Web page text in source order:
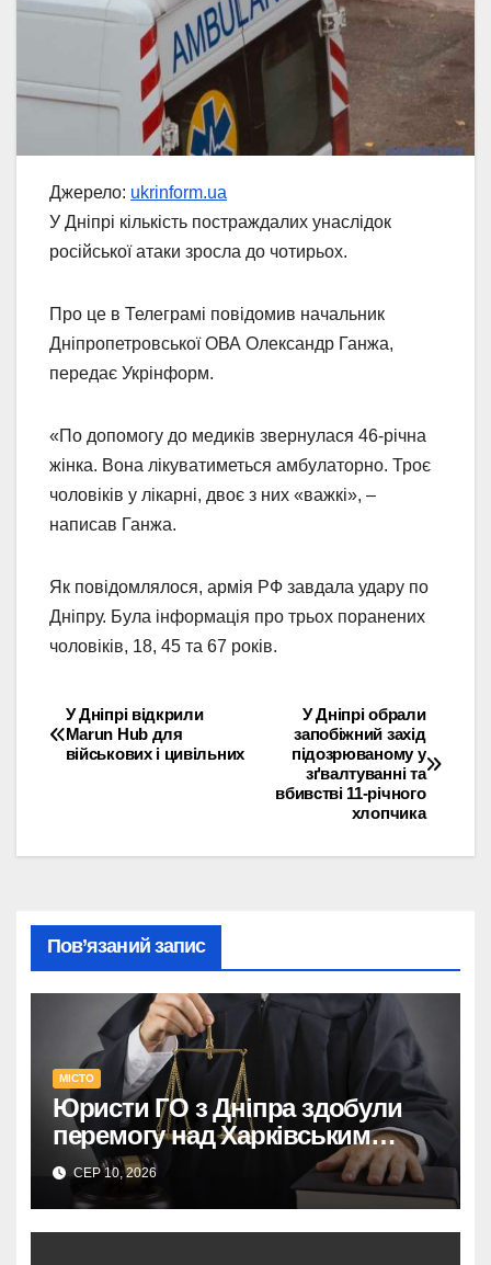
Джерело: ukrinform.ua
У Дніпрі кількість постраждалих унаслідок
російської атаки зросла до чотирьох.
Про це в Телеграмі повідомив начальник
Дніпропетровської ОВА Олександр Ганжа,
передає Укрінформ.
«По допомогу до медиків звернулася 46-річна
жінка. Вона лікуватиметься амбулаторно. Троє
чоловіків у лікарні, двоє з них «важкі», –
написав Ганжа.
Як повідомлялося, армія РФ завдала удару по
Дніпру. Була інформація про трьох поранених
чоловіків, 18, 45 та 67 років.
Навігація
записів
У Дніпрі обрали
запобіжний захід
підозрюваному у
зґвалтуванні та
вбивстві 11-річного
хлопчика
У Дніпрі відкрили
Marun Hub для
військових і цивільних
Пов’язаний запис
МІСТО
Юристи ГО з Дніпра здобули
перемогу над Харківським
адмінсудом у Верховному Суді.
СЕР 10, 2026